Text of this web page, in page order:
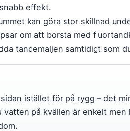
effekt.
kan göra stor skillnad
om att borsta med
tandemaljen samtidigt som
istället för på rygg – det
vatten på kvällen är enkelt men